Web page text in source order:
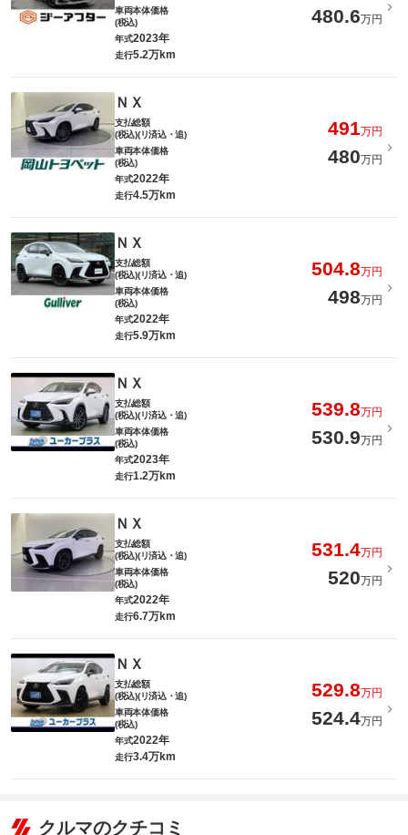
車両本体価格
(税込)
480.6万円
年式2023年
走行5.2万km
ＮＸ
支払総額
(税込)(リ済込・追)
491万円
車両本体価格
(税込)
480万円
年式2022年
走行4.5万km
ＮＸ
支払総額
(税込)(リ済込・追)
504.8万円
車両本体価格
(税込)
498万円
年式2022年
走行5.9万km
ＮＸ
支払総額
(税込)(リ済込・追)
539.8万円
車両本体価格
(税込)
530.9万円
年式2023年
走行1.2万km
ＮＸ
支払総額
(税込)(リ済込・追)
531.4万円
車両本体価格
(税込)
520万円
年式2022年
走行6.7万km
ＮＸ
支払総額
(税込)(リ済込・追)
529.8万円
車両本体価格
(税込)
524.4万円
年式2022年
走行3.4万km
クルマのクチコミ